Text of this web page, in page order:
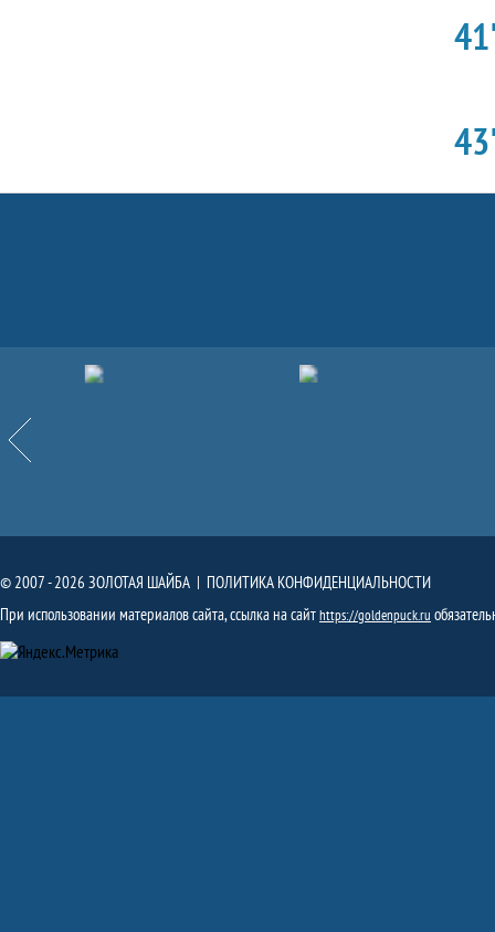
Назад
Партнёры
© 2007 - 2026 ЗОЛОТАЯ ШАЙБА | ПОЛИТИКА КОНФИДЕНЦИАЛЬНОСТИ
При использовании материалов сайта, ссылка на сайтhttps://goldenpuck.ru